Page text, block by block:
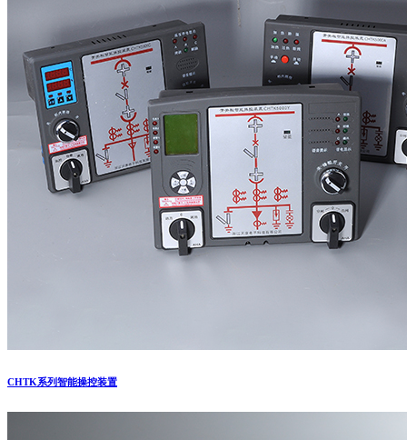
CHTK系列智能操控装置